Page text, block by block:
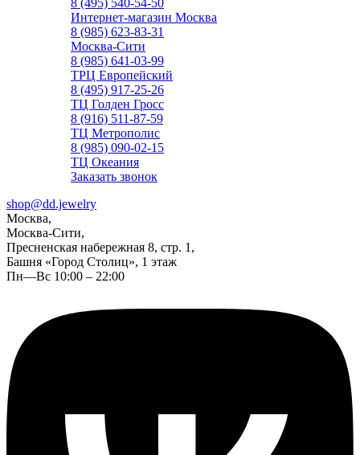
8 (495) 540-54-50
Интернет-магазин Москва
8 (985) 623-83-31
Москва-Сити
8 (985) 641-03-99
ТРЦ Европейский
8 (495) 917-25-26
ТЦ Голден Гросс
8 (916) 511-87-59
ТЦ Метрополис
8 (985) 090-02-15
ТЦ Океания
Заказать звонок
shop@dd.jewelry
Москва,
Москва-Сити,
Пресненская набережная 8, стр. 1,
Башня «Город Столиц», 1 этаж
Пн—Вс 10:00 – 22:00